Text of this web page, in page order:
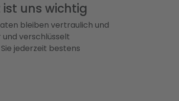
uns wichtig
bleiben vertraulich und
verschlüsselt
jederzeit bestens